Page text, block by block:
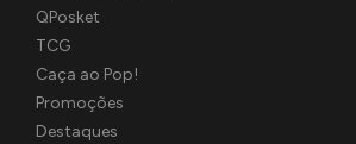
QPosket
TCG
Caça ao Pop!
Promoções
Destaques